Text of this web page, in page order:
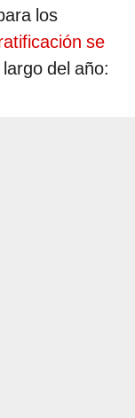
los
se
del año: